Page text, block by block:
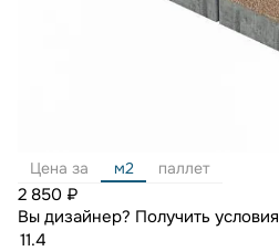
Цена за м2 паллет
2 850 ₽
Вы дизайнер? Получить условия